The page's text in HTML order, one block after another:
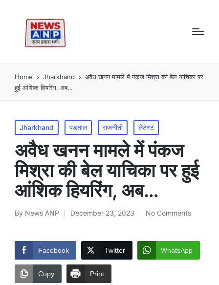
Home Jharkhand
अवैध खनन मामले में पंकज मिश्रा की बेल याचिका पर
हुई आंशिक हियरिंग, अब…
Posted
in
Jharkhand पड़ताल राजनीती लेटेस्ट
अवैध खनन मामले में पंकज
मिश्रा की बेल याचिका पर हुई
आंशिक हियरिंग, अब…
Posted
By News ANP December 23, 2023 No Comments
Facebook Twitter WhatsApp
Copy Print